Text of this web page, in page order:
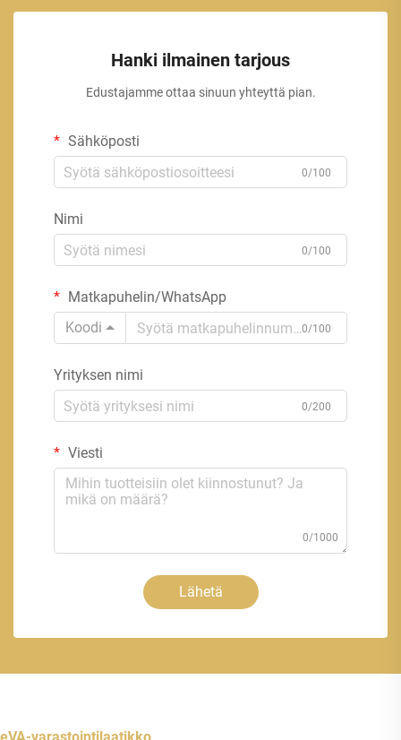
Hanki ilmainen tarjous
Edustajamme ottaa sinuun yhteyttä pian.
Sähköposti
0/100
Nimi
0/100
Matkapuhelin/WhatsApp
Koodi
0/100
Yrityksen nimi
0/200
Viesti
0/1000
Lähetä